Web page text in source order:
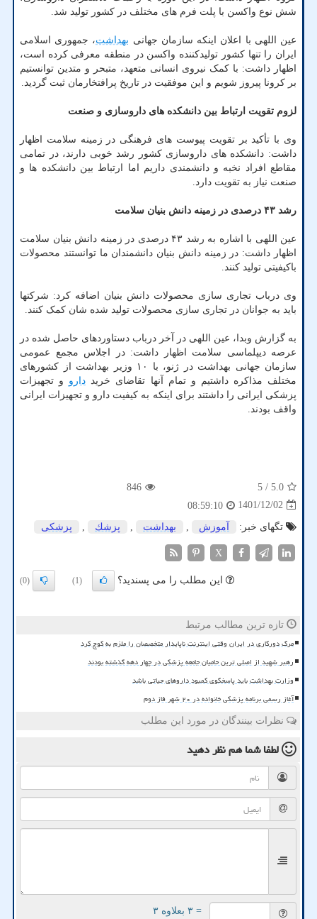
شش نوع واکسن با پلت فرم های مختلف در کشور تولید شد.
عین اللهی با اعلان اینکه سازمان جهانی بهداشت، جمهوری اسلامی
ایران را تنها کشور تولیدکننده واکسن در منطقه معرفی کرده است،
اظهار داشت: با کمک نیروی انسانی متعهد، متبحر و متدین توانستیم
بر کرونا پیروز شویم و این موفقیت در تاریخ پرافتخارمان ثبت گردید.
لزوم تقویت ارتباط بین دانشکده های داروسازی و صنعت
وی با تأکید بر تقویت پیوست های فرهنگی در زمینه سلامت اظهار
داشت: دانشکده های داروسازی کشور رشد خوبی دارند، در تمامی
مقاطع افراد نخبه و دانشمندی داریم اما ارتباط بین دانشکده ها و
صنعت نیاز به تقویت دارد.
رشد ۴۳ درصدی در زمینه دانش بنیان سلامت
عین اللهی با اشاره به رشد ۴۳ درصدی در زمینه دانش بنیان سلامت
اظهار داشت: در زمینه دانش بنیان دانشمندان ما توانستند محصولات
باکیفیتی تولید کنند.
وی درباب تجاری سازی محصولات دانش بنیان اضافه کرد: شرکتها
باید به جوانان در تجاری سازی محصولات تولید شده شان کمک کنند.
به گزارش وبدا، عین اللهی در آخر درباب دستاوردهای حاصل شده در
عرصه دیپلماسی سلامت اظهار داشت: در اجلاس مجمع عمومی
سازمان جهانی بهداشت در ژنو، با ۱۰ وزیر بهداشت از کشورهای
مختلف مذاکره داشتیم و تمام آنها تقاضای خرید دارو و تجهیزات
پزشکی ایرانی را داشتند برای اینکه به کیفیت دارو و تجهیزات ایرانی
واقف بودند.
5.0
/ 5
846
1401/12/02
08:59:10
تگهای خبر:
آموزش , بهداشت , پزشك , پزشكی
X
این مطلب را می پسندید؟ (1)
(0)
تازه ترین مطالب مرتبط
مرگ دورکاری در ایران وقتی اینترنت ناپایدار متخصصان را ملزم به کوچ کرد
رهبر شهید از اصلی ترین حامیان جامعه پزشکی در چهار دهه گذشته بودند
وزارت بهداشت باید پاسخگوی کمبود داروهای حیاتی باشد
آغاز رسمی برنامه پزشکی خانواده در ۲۰ شهر فاز دوم
نظرات بینندگان در مورد این مطلب
لطفا شما همنظر دهید
= ۳ بعلاوه ۳